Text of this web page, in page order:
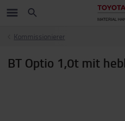
Kommissionierer
BT Optio 1,0t mit